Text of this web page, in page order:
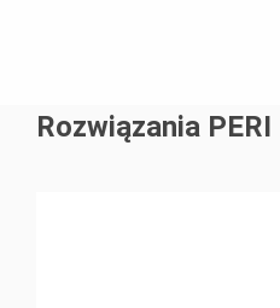
Rozwiązania PERI